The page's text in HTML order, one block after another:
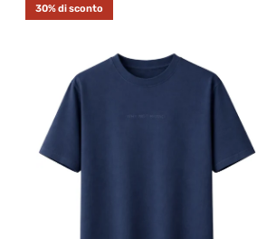
30% di sconto